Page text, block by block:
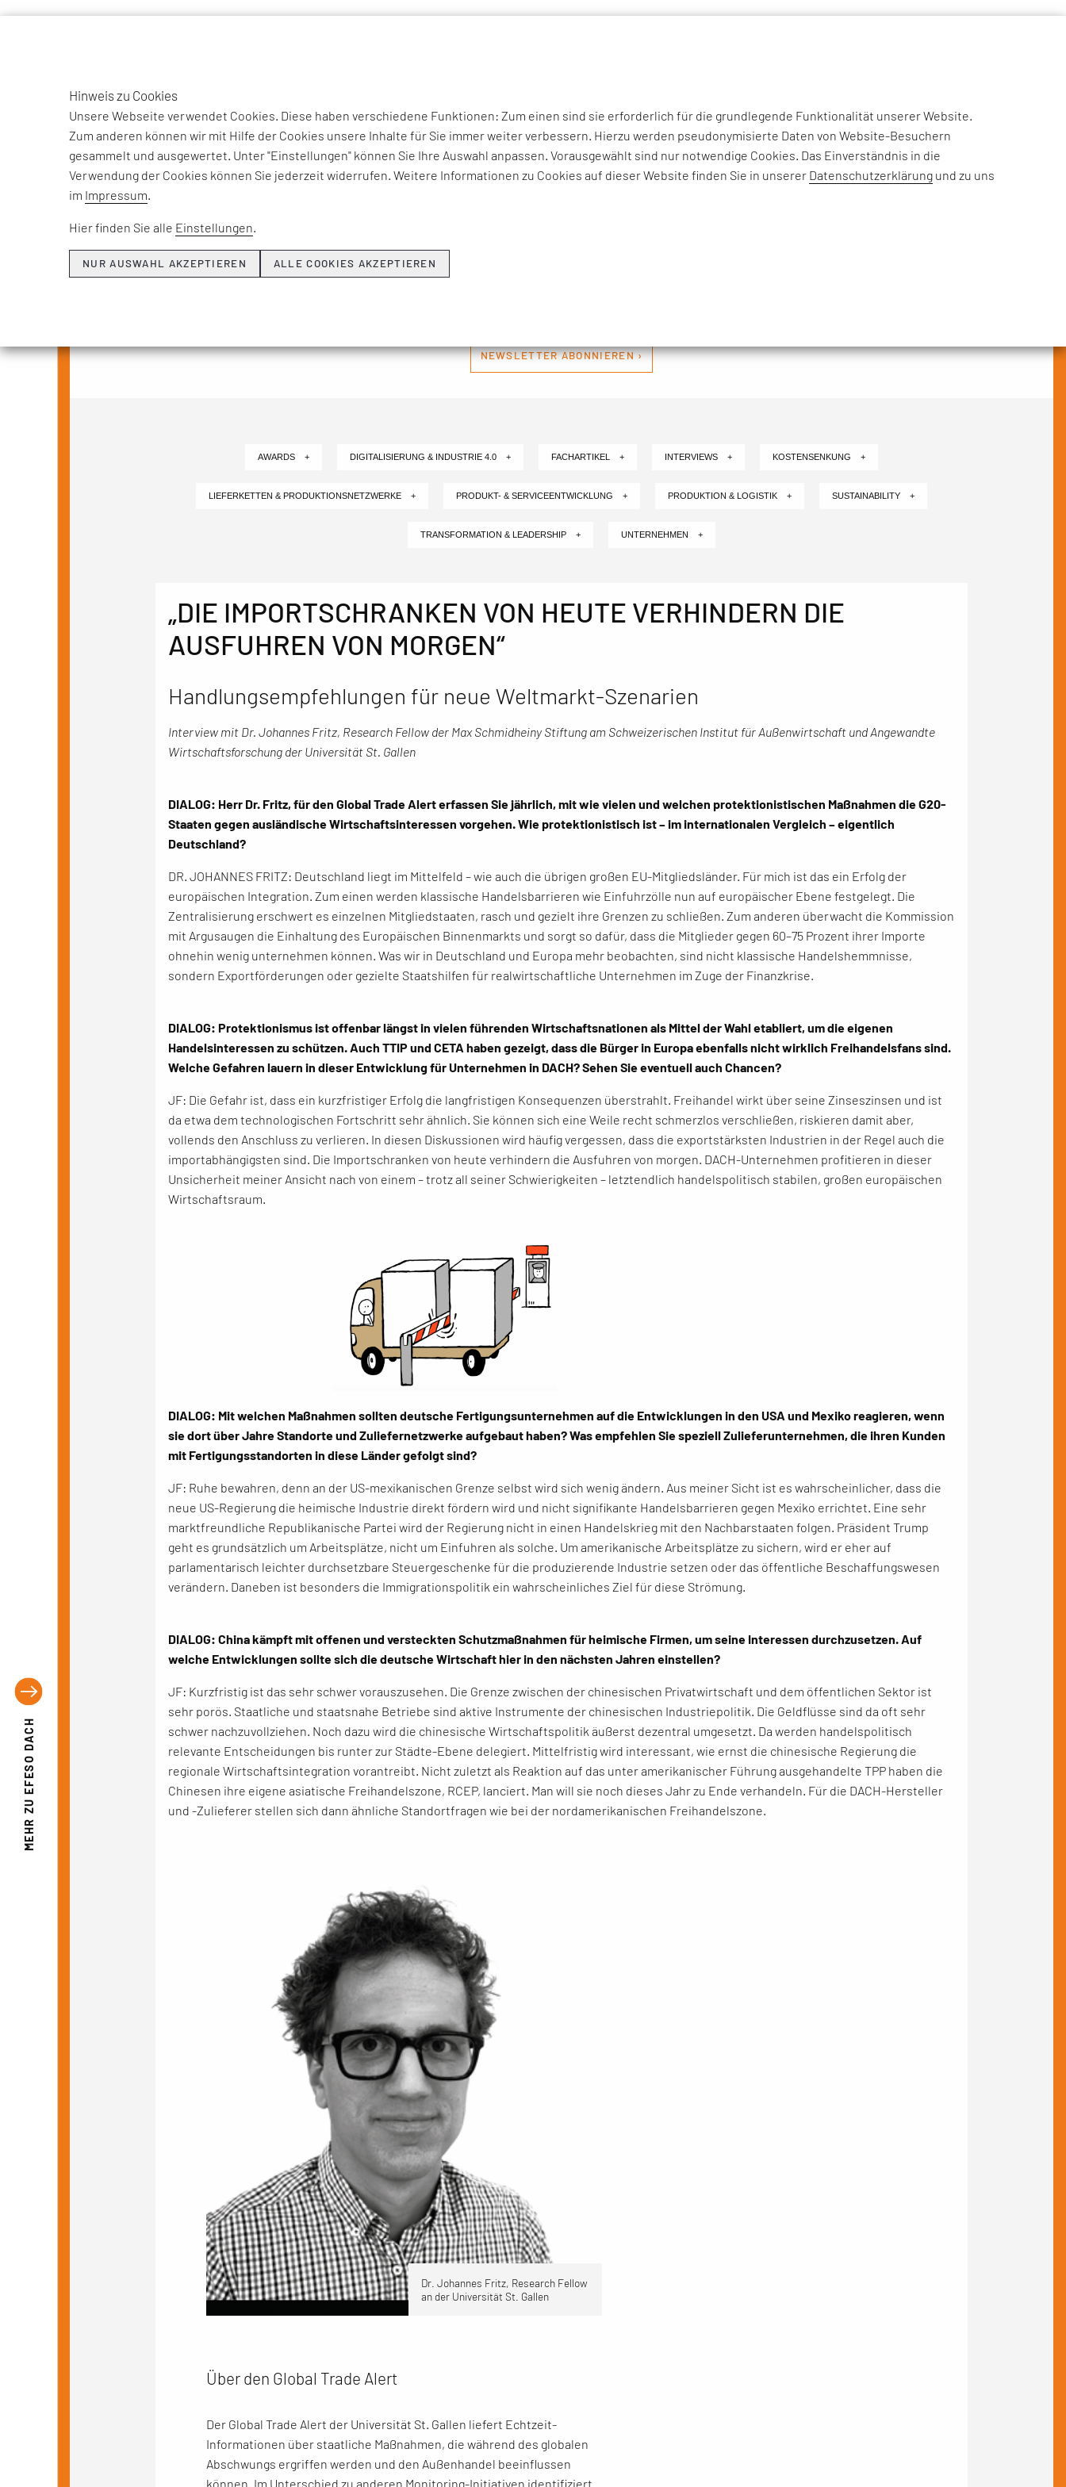
MEHR ZU
EFESO DACH
THEMEN & NEWS
NEWSLETTER ABONNIEREN ›
AWARDS + DIGITALISIERUNG & INDUSTRIE 4.0 + FACHARTIKEL + INTERVIEWS + KOSTENSENKUNG +
LIEFERKETTEN & PRODUKTIONSNETZWERKE + PRODUKT- & SERVICEENTWICKLUNG + PRODUKTION & LOGISTIK + SUSTAINABILITY +
TRANSFORMATION & LEADERSHIP + UNTERNEHMEN +
„DIE IMPORTSCHRANKEN VON HEUTE VERHINDERN DIE
AUSFUHREN VON MORGEN“
Handlungsempfehlungen für neue Weltmarkt-Szenarien
Interview mit Dr. Johannes Fritz, Research Fellow der Max Schmidheiny Stiftung am Schweizerischen Institut für Außenwirtschaft und Angewandte
Wirtschaftsforschung der Universität St. Gallen
DIALOG: Herr Dr. Fritz, für den Global Trade Alert erfassen Sie jährlich, mit wie vielen und welchen protektionistischen Maßnahmen die G20-
Staaten gegen ausländische Wirtschaftsinteressen vorgehen. Wie protektionistisch ist – im internationalen Vergleich – eigentlich
Deutschland?
DR. JOHANNES FRITZ: Deutschland liegt im Mittelfeld – wie auch die übrigen großen EU-Mitgliedsländer. Für mich ist das ein Erfolg der
europäischen Integration. Zum einen werden klassische Handelsbarrieren wie Einfuhrzölle nun auf europäischer Ebene festgelegt. Die
Zentralisierung erschwert es einzelnen Mitgliedstaaten, rasch und gezielt ihre Grenzen zu schließen. Zum anderen überwacht die Kommission
mit Argusaugen die Einhaltung des Europäischen Binnenmarkts und sorgt so dafür, dass die Mitglieder gegen 60–75 Prozent ihrer Importe
ohnehin wenig unternehmen können. Was wir in Deutschland und Europa mehr beobachten, sind nicht klassische Handelshemmnisse,
sondern Exportförderungen oder gezielte Staatshilfen für realwirtschaftliche Unternehmen im Zuge der Finanzkrise.
DIALOG: Protektionismus ist offenbar längst in vielen führenden Wirtschaftsnationen als Mittel der Wahl etabliert, um die eigenen
Handelsinteressen zu schützen. Auch TTIP und CETA haben gezeigt, dass die Bürger in Europa ebenfalls nicht wirklich Freihandelsfans sind.
Welche Gefahren lauern in dieser Entwicklung für Unternehmen in DACH? Sehen Sie eventuell auch Chancen?
JF: Die Gefahr ist, dass ein kurzfristiger Erfolg die langfristigen Konsequenzen überstrahlt. Freihandel wirkt über seine Zinseszinsen und ist
da etwa dem technologischen Fortschritt sehr ähnlich. Sie können sich eine Weile recht schmerzlos verschließen, riskieren damit aber,
vollends den Anschluss zu verlieren. In diesen Diskussionen wird häufig vergessen, dass die exportstärksten Industrien in der Regel auch die
importabhängigsten sind. Die Importschranken von heute verhindern die Ausfuhren von morgen. DACH-Unternehmen profitieren in dieser
Unsicherheit meiner Ansicht nach von einem – trotz all seiner Schwierigkeiten – letztendlich handelspolitisch stabilen, großen europäischen
Wirtschaftsraum.
DIALOG: Mit welchen Maßnahmen sollten deutsche Fertigungsunternehmen auf die Entwicklungen in den USA und Mexiko reagieren, wenn
sie dort über Jahre Standorte und Zuliefernetzwerke aufgebaut haben? Was empfehlen Sie speziell Zulieferunternehmen, die ihren Kunden
mit Fertigungsstandorten in diese Länder gefolgt sind?
JF: Ruhe bewahren, denn an der US-mexikanischen Grenze selbst wird sich wenig ändern. Aus meiner Sicht ist es wahrscheinlicher, dass die
neue US-Regierung die heimische Industrie direkt fördern wird und nicht signifikante Handelsbarrieren gegen Mexiko errichtet. Eine sehr
marktfreundliche Republikanische Partei wird der Regierung nicht in einen Handelskrieg mit den Nachbarstaaten folgen. Präsident Trump
geht es grundsätzlich um Arbeitsplätze, nicht um Einfuhren als solche. Um amerikanische Arbeitsplätze zu sichern, wird er eher auf
parlamentarisch leichter durchsetzbare Steuergeschenke für die produzierende Industrie setzen oder das öffentliche Beschaffungswesen
verändern. Daneben ist besonders die Immigrationspolitik ein wahrscheinliches Ziel für diese Strömung.
DIALOG: China kämpft mit offenen und versteckten Schutzmaßnahmen für heimische Firmen, um seine Interessen durchzusetzen. Auf
welche Entwicklungen sollte sich die deutsche Wirtschaft hier in den nächsten Jahren einstellen?
JF: Kurzfristig ist das sehr schwer vorauszusehen. Die Grenze zwischen der chinesischen Privatwirtschaft und dem öffentlichen Sektor ist
sehr porös. Staatliche und staatsnahe Betriebe sind aktive Instrumente der chinesischen Industriepolitik. Die Geldflüsse sind da oft sehr
schwer nachzuvollziehen. Noch dazu wird die chinesische Wirtschaftspolitik äußerst dezentral umgesetzt. Da werden handelspolitisch
relevante Entscheidungen bis runter zur Städte-Ebene delegiert. Mittelfristig wird interessant, wie ernst die chinesische Regierung die
regionale Wirtschaftsintegration vorantreibt. Nicht zuletzt als Reaktion auf das unter amerikanischer Führung ausgehandelte TPP haben die
Chinesen ihre eigene asiatische Freihandelszone, RCEP, lanciert. Man will sie noch dieses Jahr zu Ende verhandeln. Für die DACH-Hersteller
und -Zulieferer stellen sich dann ähnliche Standortfragen wie bei der nordamerikanischen Freihandelszone.
Dr. Johannes Fritz, Research Fellow
an der Universität St. Gallen
Über den Global Trade Alert
Der Global Trade Alert der Universität St. Gallen liefert Echtzeit-
Informationen über staatliche Maßnahmen, die während des globalen
Abschwungs ergriffen werden und den Außenhandel beeinflussen
können. Im Unterschied zu anderen Monitoring-Initiativen identifiziert
Hinweis zu Cookies
Unsere Webseite verwendet Cookies. Diese haben verschiedene Funktionen: Zum einen sind sie erforderlich für die grundlegende Funktionalität unserer Website.
Zum anderen können wir mit Hilfe der Cookies unsere Inhalte für Sie immer weiter verbessern. Hierzu werden pseudonymisierte Daten von Website-Besuchern
gesammelt und ausgewertet. Unter "Einstellungen" können Sie Ihre Auswahl anpassen. Vorausgewählt sind nur notwendige Cookies. Das Einverständnis in die
Verwendung der Cookies können Sie jederzeit widerrufen. Weitere Informationen zu Cookies auf dieser Website finden Sie in unserer Datenschutzerklärung und zu uns
im Impressum.
Hier finden Sie alle Einstellungen.
NUR AUSWAHL AKZEPTIEREN ALLE COOKIES AKZEPTIEREN